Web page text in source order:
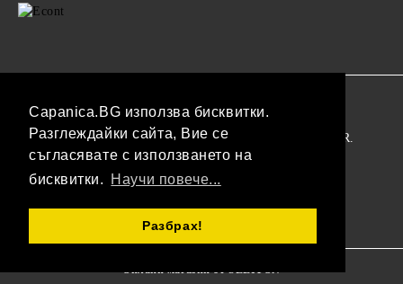
Capanica.BG използва бисквитки.
Разглеждайки сайта, Вие се
съгласявате с използването на
бисквитки.
Научи повече...
Разбрах!
Нашият онлайн магазин е 100% съобразен с GDPR.
Моите лични данни
Онлайн магазин от SELITON